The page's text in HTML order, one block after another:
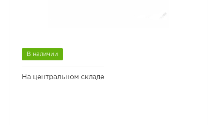
В наличии
На центральном складе